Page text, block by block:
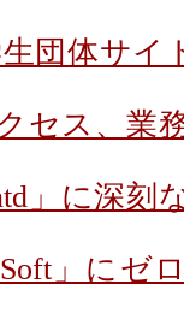
団体サイ
セス、業
」に深刻
」にゼ